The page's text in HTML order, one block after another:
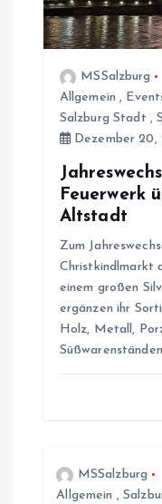
MSSalzburg
Allgemein ,
Salzburg Stadt ,
Dezember 20,
Feuerwerk
Altstadt
Zum
Christkindlmarkt
einem großen
ergänzen ihr
Holz, Metall,
MSSalzburg
Allgemein ,